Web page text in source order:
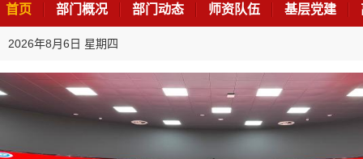
首页 部门概况 部门动态 师资队伍 基层党建
2026年8月6日 星期四